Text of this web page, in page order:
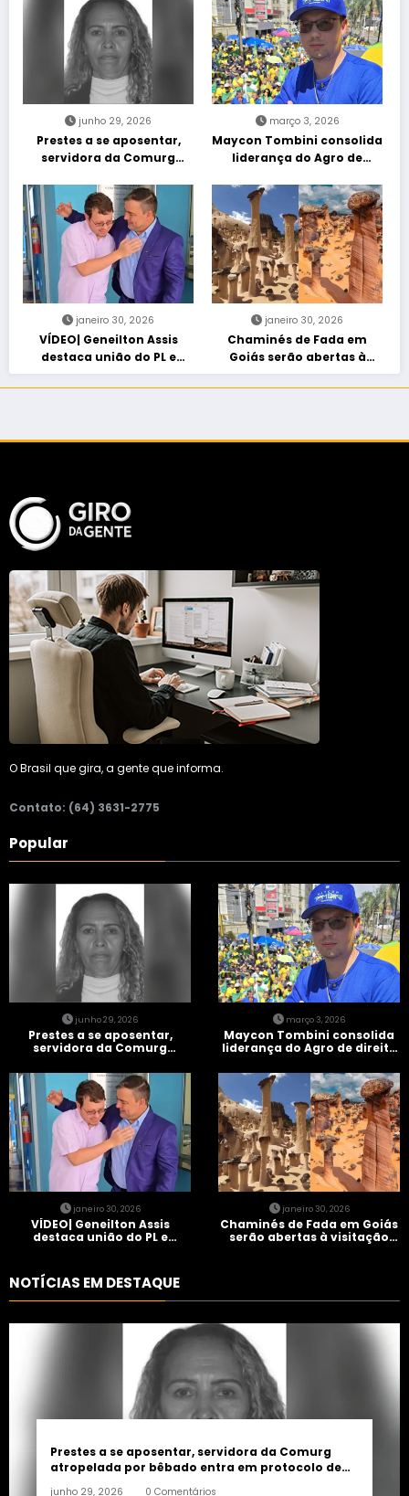
junho 29, 2026
Prestes a se aposentar,
servidora da Comurg
entra em protocolo de
morte encefálica
março 3, 2026
Maycon Tombini consolida
liderança do Agro de
“Acorda Brasil” em Goiânia
janeiro 30, 2026
VÍDEO| Geneilton Assis
destaca união do PL e
consolidação de apoio a
Maycon Tombini em Jataí
janeiro 30, 2026
Chaminés de Fada em
Goiás serão abertas à
visitação controlada
O Brasil que gira, a gente que informa.
Contato: (64) 3631-2775
Popular
junho 29, 2026
Prestes a se aposentar,
servidora da Comurg
entra em protocolo de
morte encefálica
março 3, 2026
Maycon Tombini consolida
liderança do Agro de direita
Brasil” em Goiânia
janeiro 30, 2026
VÍDEO| Geneilton Assis
destaca união do PL e
janeiro 30, 2026
Chaminés de Fada em Goiás
serão abertas à visitação
NOTÍCIAS EM DESTAQUE
Prestes a se aposentar, servidora da Comurg
atropelada por bêbado entra em protocolo de
junho 29, 2026 0 Comentários